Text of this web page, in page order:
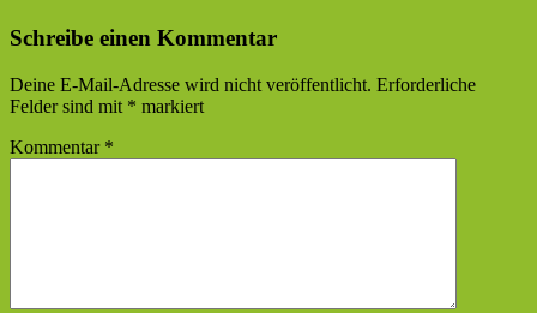
Schreibe einen Kommentar
Deine E-Mail-Adresse wird nicht veröffentlicht. Erforderliche
Felder sind mit * markiert
Kommentar *